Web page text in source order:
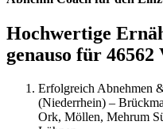
Hochwertige
genauso für
Erfolgreich Abnehmen
(Niederrhein) –
Ork, Möllen, Mehrum